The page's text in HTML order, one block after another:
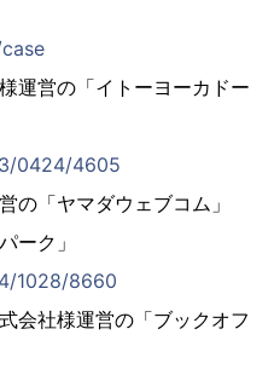
運営の「イトーヨーカドー
0424/4605
の「ヤマダウェブコム」
ーク」
1028/8660
会社様運営の「ブックオフ